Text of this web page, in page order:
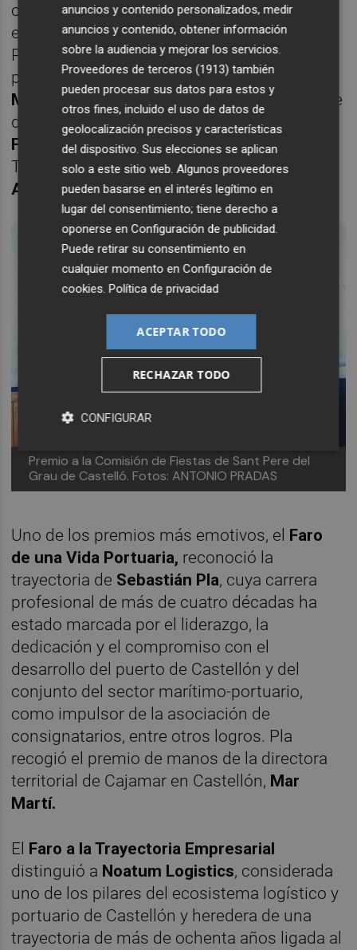
consolidado como uno de los principales
escaparates de la conexión entre
PortCastelló, la ciudad y la provincia. La
presidenta de les Corts Valencianes,
Massó, hizo entrega del premio al presidente
del comité organizador de Escala a Castelló,
Fernando Viota,junto a la concejala de
Turismo del Ayuntamiento de Castelló,
Arantxa Miralles.
Premio a la Comisión de Fiestas de Sant Pere del
Grau de Castelló. Fotos: ANTONIO PRADAS
Uno de los premios más emotivos, el Faro
de una Vida Portuaria, reconoció la
trayectoria de Sebastián Pla, cuya carrera
profesional de más de cuatro décadas ha
estado marcada por el liderazgo, la
dedicación y el compromiso con el
desarrollo del puerto de Castellón y del
conjunto del sector marítimo-portuario,
como impulsor de la asociación de
consignatarios, entre otros logros. Pla
recogió el premio de manos de la directora
territorial de Cajamar en Castellón, Mar
Martí.
El
Faro a la Trayectoria Empresarial
distinguió a Noatum Logistics, considerada
uno de los pilares del ecosistema logístico y
portuario de Castellón y heredera de una
trayectoria de más de ochenta años ligada al
anuncios y contenido personalizados, medir
anuncios y contenido, obtener información
sobre la audiencia y mejorar los servicios.
Proveedores de terceros (1913) también
pueden procesar sus datos para estos y
otros fines, incluido el uso de datos de
geolocalización precisos y características
del dispositivo. Sus elecciones se aplican
solo a este sitio web. Algunos proveedores
pueden basarse en el interés legítimo en
lugar del consentimiento; tiene derecho a
oponerse enConfiguración de publicidad
Puede retirar su consentimiento en
cualquier momento enConfiguración de
cookies .Política de privacidad
ACEPTAR TODO
RECHAZAR TODO
CONFIGURAR